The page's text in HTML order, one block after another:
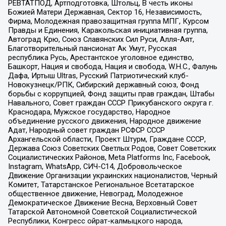
РЕВТАТПОД, Артподготовка, Штольц, В честь иконы
Божией Матери Державная, Сектор 16, Независимость,
Фирма, Молодежная правозащитная группа МПГ, Курсом
Правды и Единения, Каракольская инициативная группа,
Автоград Крю, Союз Славянских Сил Руси, Алля-Аят,
Благотворительный пансионат Ак Умут, Русская
республика Русь, Арестантское уголовное единство,
Башкорт, Нация и свобода, Нация и свобода, W.H.С., Фалунь
Дафа, Иртыш Ultras, Русский Патриотический клуб-
Новокузнецк/РПК, Сибирский державный союз, Фонд
борьбы с коррупцией, Фонд защиты прав граждан, Штабы
Навального, Совет граждан СССР Прикубанского округа г.
Краснодара, Мужское государство, Народное
объединение русского движения, Народное движение
Адат, Народный совет граждан РСФСР СССР
Архангельской области, Проект Штурм, Граждане СССР,
Держава Союз Советских Светлых Родов, Совет Советских
Социалистических Районов, Meta Platforms Inc, Facebook,
Instagram, WhatsApp, СИЧ-С14, Добровольческое
Движение Организации украинских националистов, Черный
Комитет, Татарстанское Региональное Всетатарское
общественное движение, Невоград, Молодежное
Демократическое Движение Весна, Верховный Совет
Татарской Автономной Советской Социалистической
Республики, Конгресс ойрат-калмыцкого народа,